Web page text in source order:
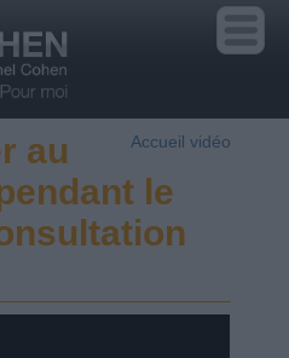
Accueil vidéo
au
le